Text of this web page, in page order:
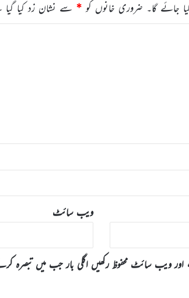
جائے گا۔ ضروری خانوں کو * سے نشان زد کیا
ویب‌ سائٹ
اور ویب سائٹ محفوظ رکھیں اگلی بار جب میں تبصرہ